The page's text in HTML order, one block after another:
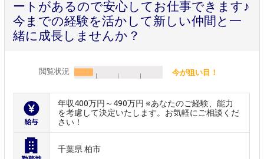
ートがあるので安心してお仕事できます♪
今までの経験を活かして新しい仲間と一
緒に成長しませんか？
閲覧状況 今が狙い目！
年収400万円～490万円 ※あなたのご経験、能力
を考慮して決定いたします。お気軽にご相談くだ
さい！
千葉県 柏市